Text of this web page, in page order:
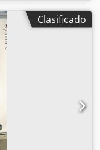
Clasificado